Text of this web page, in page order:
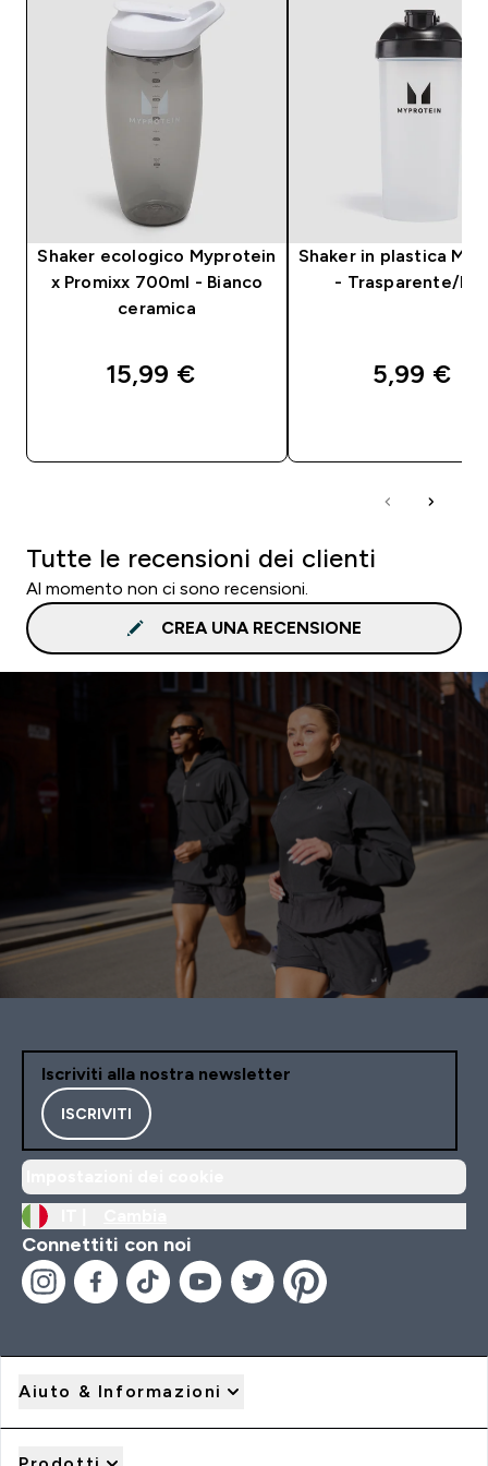
Shaker ecologico Myprotein
x Promixx 700ml - Bianco
ceramica
15,99 €‎
Shaker in plastica
- Trasparente/
5,99 €‎
Tutte le recensioni dei clienti
Al momento non ci sono recensioni.
CREA UNA RECENSIONE
Iscriviti alla nostra newsletter
ISCRIVITI
Connettiti con noi
Aiuto & Informazioni